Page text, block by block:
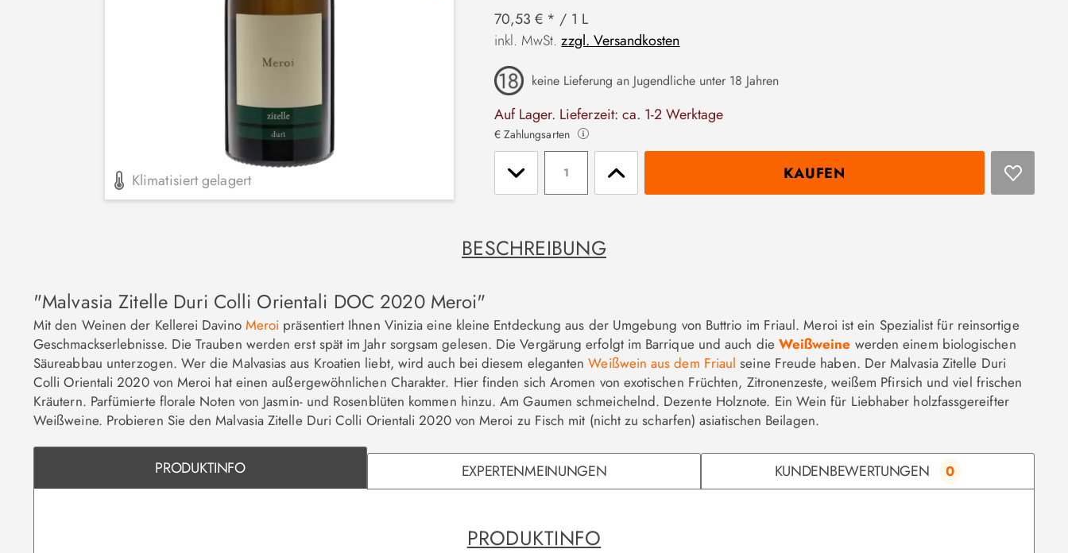
Klimatisiert gelagert
70,53 € * / 1 L
inkl. MwSt.zzgl. Versandkosten
keine Lieferung an Jugendliche unter 18 Jahren
Auf Lager. Lieferzeit: ca. 1-2 Werktage
€ Zahlungsarten
KAUFEN
BESCHREIBUNG
"Malvasia Zitelle Duri Colli Orientali DOC 2020 Meroi"
Mit den Weinen der Kellerei Davino Meroi präsentiert Ihnen Vinizia eine kleine Entdeckung aus der Umgebung von Buttrio im Friaul. Meroi ist ein Spezialist für reinsortige
Geschmackserlebnisse. Die Trauben werden erst spät im Jahr sorgsam gelesen. Die Vergärung erfolgt im Barrique und auch die Weißweine werden einem biologischen
Säureabbau unterzogen. Wer die Malvasias aus Kroatien liebt, wird auch bei diesem elegantenWeißwein aus dem Friaul seine Freude haben. Der Malvasia Zitelle Duri
Colli Orientali 2020 von Meroi hat einen außergewöhnlichen Charakter. Hier finden sich Aromen von exotischen Früchten, Zitronenzeste, weißem Pfirsich und viel frischen
Kräutern. Parfümierte florale Noten von Jasmin- und Rosenblüten kommen hinzu. Am Gaumen schmeichelnd. Dezente Holznote. Ein Wein für Liebhaber holzfassgereifter
Weißweine. Probieren Sie den Malvasia Zitelle Duri Colli Orientali 2020 von Meroi zu Fisch mit (nicht zu scharfen) asiatischen Beilagen.
PRODUKTINFO EXPERTENMEINUNGEN KUNDENBEWERTUNGEN 0
PRODUKTINFO